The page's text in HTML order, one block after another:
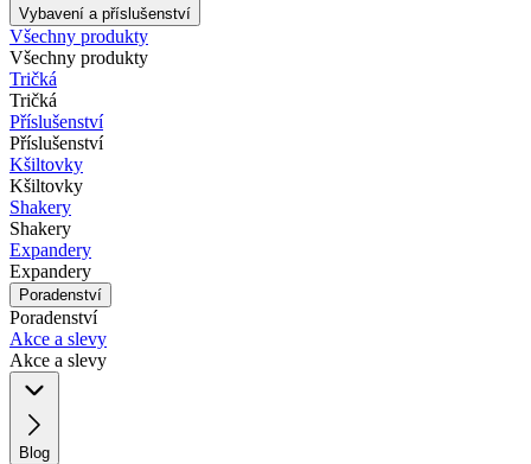
Vybavení a příslušenství
Všechny produkty
Všechny produkty
Tričká
Tričká
Příslušenství
Příslušenství
Kšiltovky
Kšiltovky
Shakery
Shakery
Expandery
Expandery
Poradenství
Poradenství
Akce a slevy
Akce a slevy
Blog